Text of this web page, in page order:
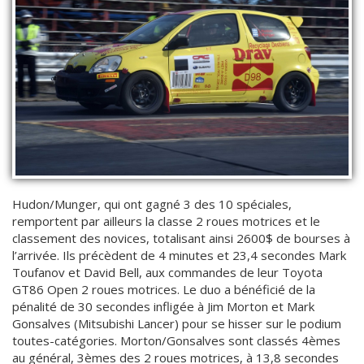
Hudon/Munger, qui ont gagné 3 des 10 spéciales,
remportent par ailleurs la classe 2 roues motrices et le
classement des novices, totalisant ainsi 2600$ de bourses à
l’arrivée. Ils précèdent de 4 minutes et 23,4 secondes Mark
Toufanov et David Bell, aux commandes de leur Toyota
GT86 Open 2 roues motrices. Le duo a bénéficié de la
pénalité de 30 secondes infligée à Jim Morton et Mark
Gonsalves (Mitsubishi Lancer) pour se hisser sur le podium
toutes-catégories. Morton/Gonsalves sont classés 4èmes
au général, 3èmes des 2 roues motrices, à 13,8 secondes